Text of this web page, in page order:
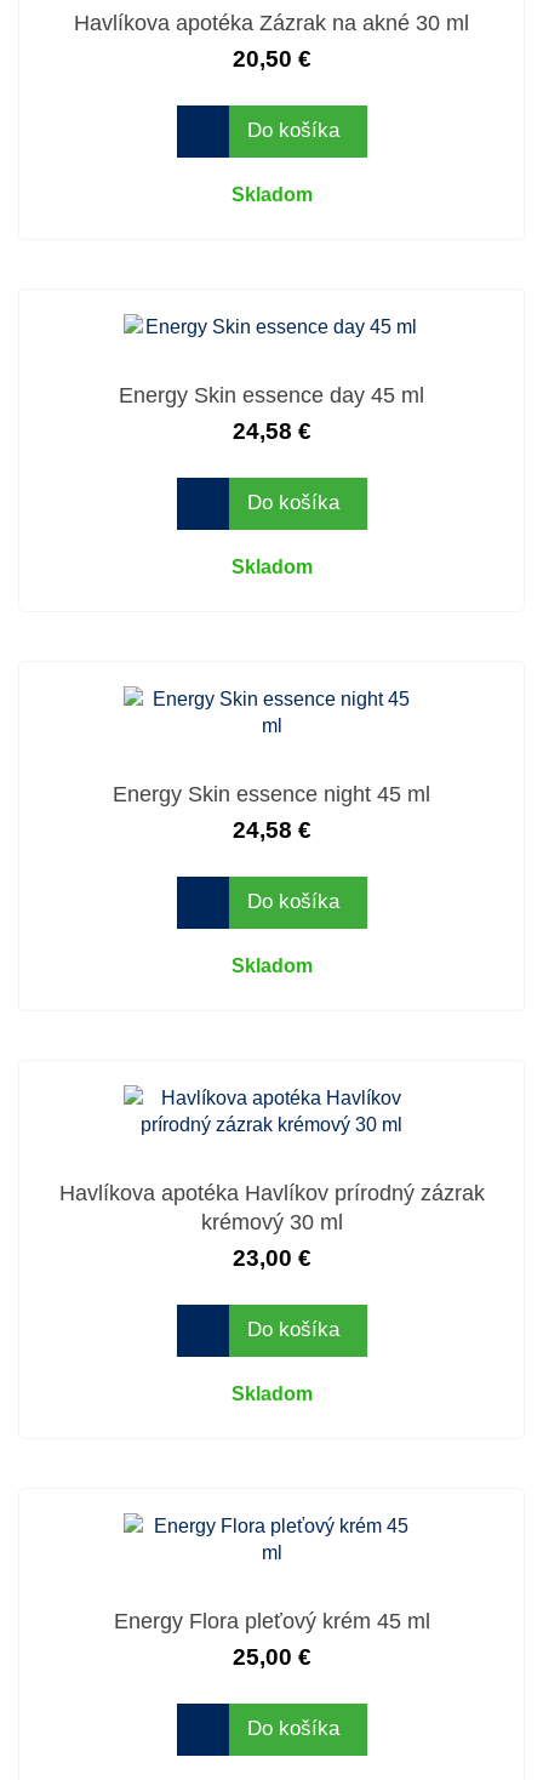
Havlíkova apotéka Zázrak na akné 30 ml
20,50 €
Do košíka
Skladom
Energy Skin essence day 45 ml
24,58 €
Do košíka
Skladom
Energy Skin essence night 45 ml
24,58 €
Do košíka
Skladom
Havlíkova apotéka Havlíkov prírodný zázrak
krémový 30 ml
23,00 €
Do košíka
Skladom
Energy Flora pleťový krém 45 ml
25,00 €
Do košíka